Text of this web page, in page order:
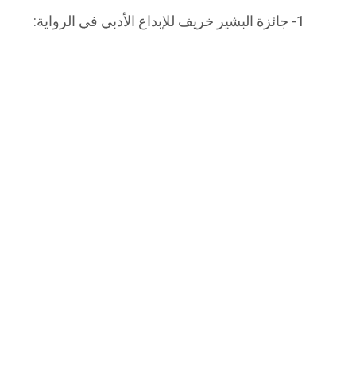
1- جائزة البشير خريف للإبداع الأدبي في الرواية: